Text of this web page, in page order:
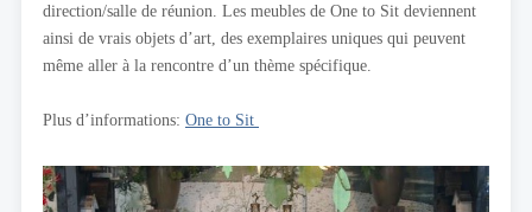
direction/salle de réunion. Les meubles de One to Sit deviennent
ainsi de vrais objets d’art, des exemplaires uniques qui peuvent
même aller à la rencontre d’un thème spécifique.
Plus d’informations: One to Sit